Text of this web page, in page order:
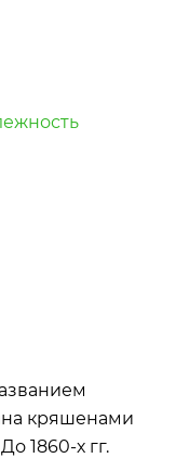
кряшенами
1860-х гг.